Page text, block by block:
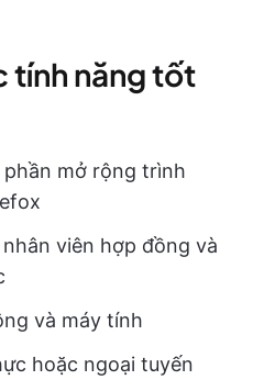
tính năng tốt
mở rộng trình
viên hợp đồng và
và máy tính
hoặc ngoại tuyến